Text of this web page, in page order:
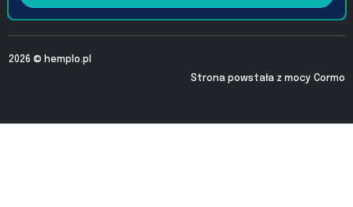
2026 © hemplo.pl
Strona powstała z mocy Cormo